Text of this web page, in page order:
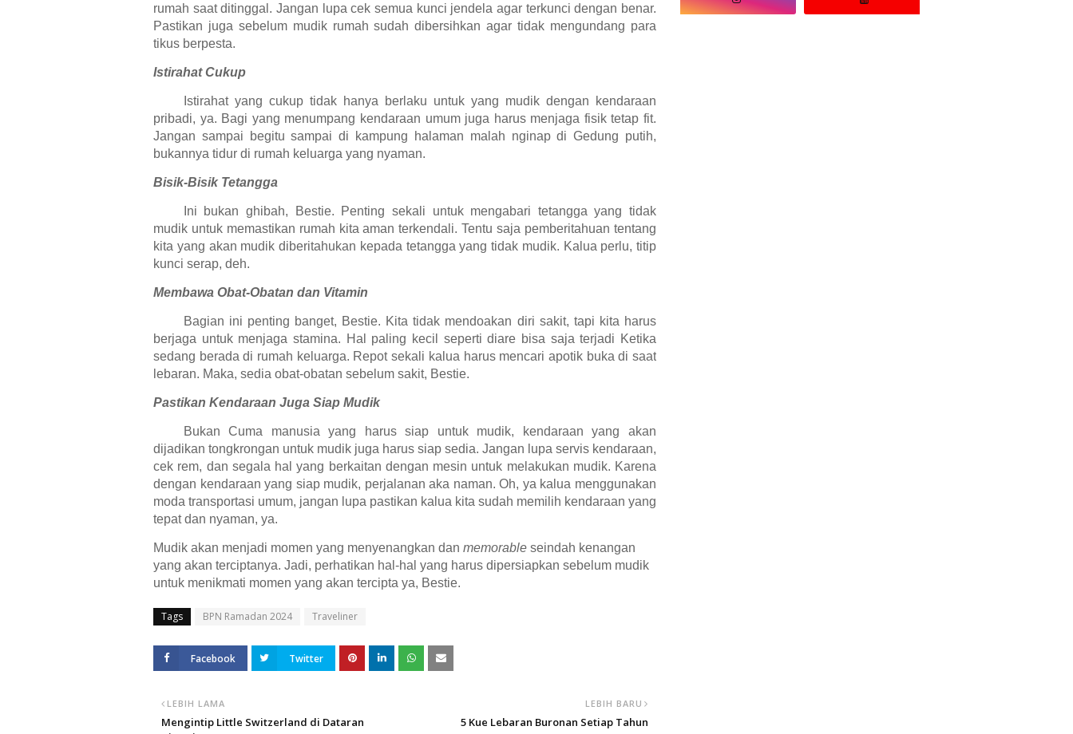
rumah saat ditinggal. Jangan lupa cek semua kunci jendela agar terkunci dengan benar.
Pastikan juga sebelum mudik rumah sudah dibersihkan agar tidak mengundang para
tikus berpesta.
Istirahat Cukup
Istirahat yang cukup tidak hanya berlaku untuk yang mudik dengan kendaraan
pribadi, ya. Bagi yang menumpang kendaraan umum juga harus menjaga fisik tetap fit.
Jangan sampai begitu sampai di kampung halaman malah nginap di Gedung putih,
bukannya tidur di rumah keluarga yang nyaman.
Bisik-Bisik Tetangga
Ini bukan ghibah, Bestie. Penting sekali untuk mengabari tetangga yang tidak
mudik untuk memastikan rumah kita aman terkendali. Tentu saja pemberitahuan tentang
kita yang akan mudik diberitahukan kepada tetangga yang tidak mudik. Kalua perlu, titip
kunci serap, deh.
Membawa Obat-Obatan dan Vitamin
Bagian ini penting banget, Bestie. Kita tidak mendoakan diri sakit, tapi kita harus
berjaga untuk menjaga stamina. Hal paling kecil seperti diare bisa saja terjadi Ketika
sedang berada di rumah keluarga. Repot sekali kalua harus mencari apotik buka di saat
lebaran. Maka, sedia obat-obatan sebelum sakit, Bestie.
Pastikan Kendaraan Juga Siap Mudik
Bukan Cuma manusia yang harus siap untuk mudik, kendaraan yang akan
dijadikan tongkrongan untuk mudik juga harus siap sedia. Jangan lupa servis kendaraan,
cek rem, dan segala hal yang berkaitan dengan mesin untuk melakukan mudik. Karena
dengan kendaraan yang siap mudik, perjalanan aka naman. Oh, ya kalua menggunakan
moda transportasi umum, jangan lupa pastikan kalua kita sudah memilih kendaraan yang
tepat dan nyaman, ya.
Mudik akan menjadi momen yang menyenangkan dan memorable seindah kenangan
yang akan terciptanya. Jadi, perhatikan hal-hal yang harus dipersiapkan sebelum mudik
untuk menikmati momen yang akan tercipta ya, Bestie.
Tags BPN Ramadan 2024 Traveliner
Facebook Twitter
LEBIH BARU
5 Kue Lebaran Buronan Setiap Tahun
LEBIH LAMA
Mengintip Little Switzerland di Dataran